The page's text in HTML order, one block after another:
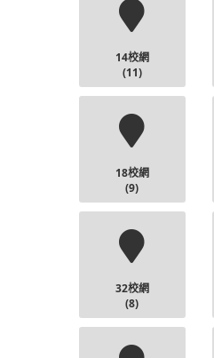
14校網
(11)
18校網
(9)
32校網
(8)